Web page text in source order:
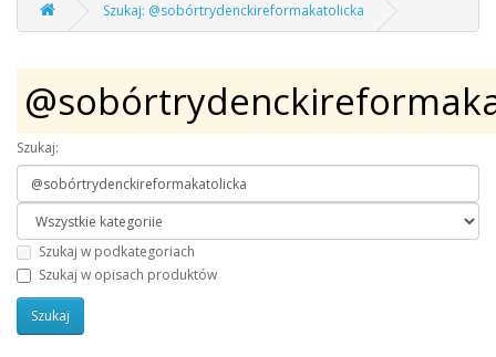
Szukaj: @sobórtrydenckireformakatolicka
Szukaj:
Szukaj w podkategoriach
Szukaj w opisach produktów